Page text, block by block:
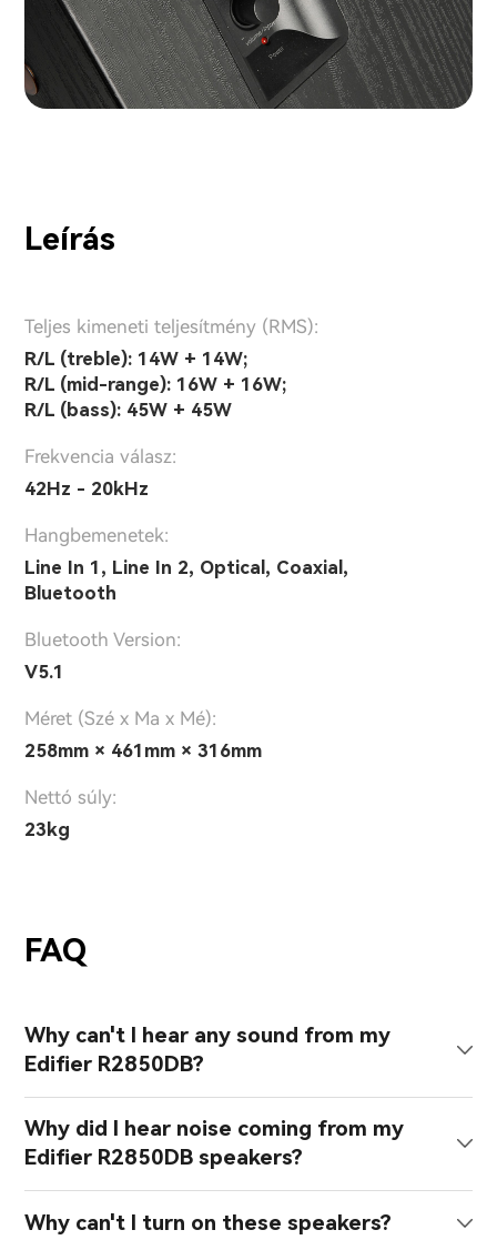
Leírás
Teljes kimeneti teljesítmény (RMS):
R/L (treble): 14W + 14W;
R/L (mid-range): 16W + 16W;
R/L (bass): 45W + 45W
Frekvencia válasz:
42Hz - 20kHz
Hangbemenetek:
Line In 1, Line In 2, Optical, Coaxial,
Bluetooth
Bluetooth Version:
V5.1
Méret (Szé x Ma x Mé):
258mm × 461mm × 316mm
Nettó súly:
23kg
FAQ
Why can't I hear any sound from my
Edifier R2850DB?
Why did I hear noise coming from my
Edifier R2850DB speakers?
Why can't I turn on these speakers?